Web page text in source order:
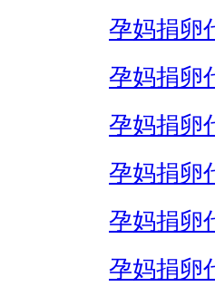
孕妈捐卵
孕妈捐卵
孕妈捐卵
孕妈捐卵
孕妈捐卵
孕妈捐卵